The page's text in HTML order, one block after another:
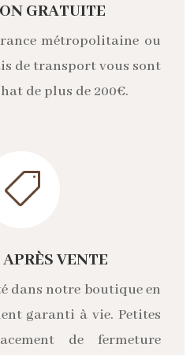
GRATUITE
métropolitaine ou
de transport vous sont
de plus de 200€.

VENTE
dans notre boutique en
garanti à vie. Petites
de fermeture